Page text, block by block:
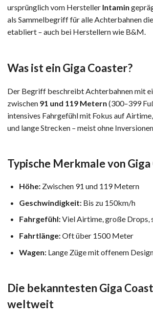
ursprünglich vom Hersteller Intamin
als Sammelbegriff für alle Achterbahnen
etabliert – auch bei Herstellern wie B&M.
Was ist ein Giga Coaster?
Der Begriff beschreibt Achterbahnen mit
zwischen 91 und 119 Metern (300–399
intensives Fahrgefühl mit Fokus auf
und lange Strecken – meist ohne Inversionen.
Typische Merkmale von
Höhe: Zwischen 91 und 119 Metern
Geschwindigkeit: Bis zu 150km/h
Fahrgefühl:Viel Airtime, große Drops,
Fahrtlänge:Oft über 1500 Meter
Wagen: Lange Züge mit offenem
Die bekanntesten Giga
weltweit